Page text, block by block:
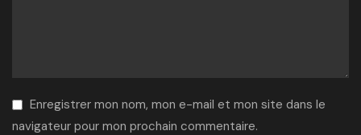
Enregistrer mon nom, mon e-mail et mon site dans le
navigateur pour mon prochain commentaire.